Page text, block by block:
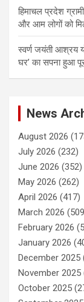
हिमाचल प्रदेश
और आम लोगों को
स्वर्ण जयंती आश्रय
घर’ का सपना हुआ
News
August 2026
July 2026 (232)
June 2026 (352)
May 2026 (262)
April 2026 (417)
March 2026
February 2026
January 2026
December 2025
November 2025
October 2025